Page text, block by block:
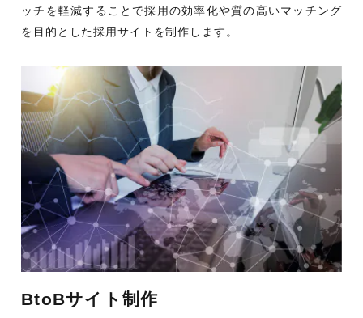
ッチを軽減することで採用の効率化や質の高いマッチング
を目的とした採用サイトを制作します。
BtoBサイト制作